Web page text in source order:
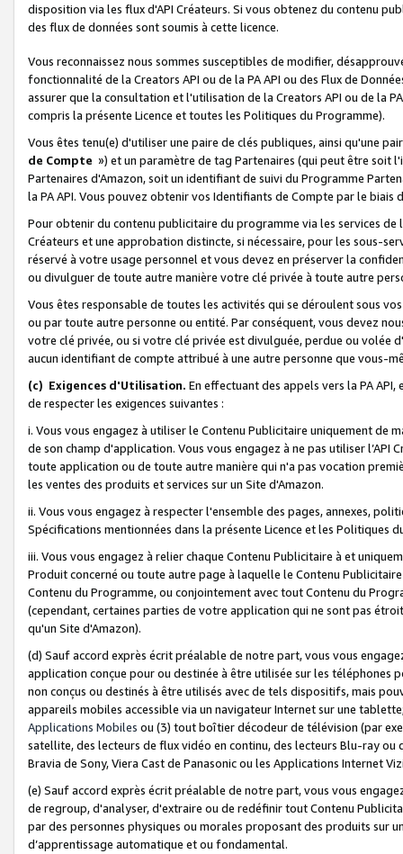
disposition via les flux d'API Créateurs. Si vous obtenez du contenu
des flux de données sont soumis à cette licence.
Vous reconnaissez nous sommes susceptibles de modifier,
fonctionnalité de la Creators API ou de la PA API ou des Flux de
assurer que la consultation et l'utilisation de la Creators API ou de la
compris la présente Licence et toutes les Politiques du Programme).
Vous êtes tenu(e) d'utiliser une paire de clés publiques, ainsi qu'une
de Compte ») et un paramètre de tag Partenaires (qui peut être soit
Partenaires d'Amazon, soit un identifiant de suivi du Programme
la PA API. Vous pouvez obtenir vos Identifiants de Compte par le biais
Pour obtenir du contenu publicitaire du programme via les services
Créateurs et une approbation distincte, si nécessaire, pour les sous-
réservé à votre usage personnel et vous devez en préserver la
ou divulguer de toute autre manière votre clé privée à toute autre
Vous êtes responsable de toutes les activités qui se déroulent sous
ou par toute autre personne ou entité. Par conséquent, vous devez
votre clé privée, ou si votre clé privée est divulguée, perdue ou volée
aucun identifiant de compte attribué à une autre personne que vous-
(c) Exigences d'Utilisation. En effectuant des appels vers la PA
de respecter les exigences suivantes :
i. Vous vous engagez à utiliser le Contenu Publicitaire uniquement de
de son champ d'application. Vous vous engagez à ne pas utiliser l’API
toute application ou de toute autre manière qui n'a pas vocation
les ventes des produits et services sur un Site d'Amazon.
ii. Vous vous engagez à respecter l'ensemble des pages, annexes,
Spécifications mentionnées dans la présente Licence et les Politiques
iii. Vous vous engagez à relier chaque Contenu Publicitaire à et
Produit concerné ou toute autre page à laquelle le Contenu
Contenu du Programme, ou conjointement avec tout Contenu du
(cependant, certaines parties de votre application qui ne sont pas
qu'un Site d'Amazon).
(d) Sauf accord exprès écrit préalable de notre part, vous vous
application conçue pour ou destinée à être utilisée sur les téléphones
non conçus ou destinés à être utilisés avec de tels dispositifs, mais
appareils mobiles accessible via un navigateur Internet sur une
Applications Mobiles ou (3) tout boîtier décodeur de télévision (par
satellite, des lecteurs de flux vidéo en continu, des lecteurs Blu-ray
Bravia de Sony, Viera Cast de Panasonic ou les Applications Internet
(e) Sauf accord exprès écrit préalable de notre part, vous vous
de regroup, d'analyser, d'extraire ou de redéfinir tout Contenu
par des personnes physiques ou morales proposant des produits sur
d’apprentissage automatique et ou fondamental.